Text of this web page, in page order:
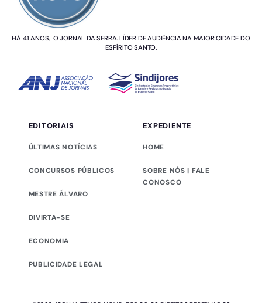
HÁ 41 ANOS, O JORNAL DA SERRA. LÍDER DE AUDIÊNCIA NA MAIOR CIDADE DO
ESPÍRITO SANTO.
EDITORIAIS
ÚLTIMAS NOTÍCIAS
CONCURSOS PÚBLICOS
MESTRE ÁLVARO
DIVIRTA-SE
ECONOMIA
PUBLICIDADE LEGAL
EXPEDIENTE
HOME
SOBRE NÓS | FALE
CONOSCO